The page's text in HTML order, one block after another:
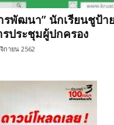
รพัฒนา” นักเรียนชูป้า
ประชุมผู้ปกครอง
กายน 2562